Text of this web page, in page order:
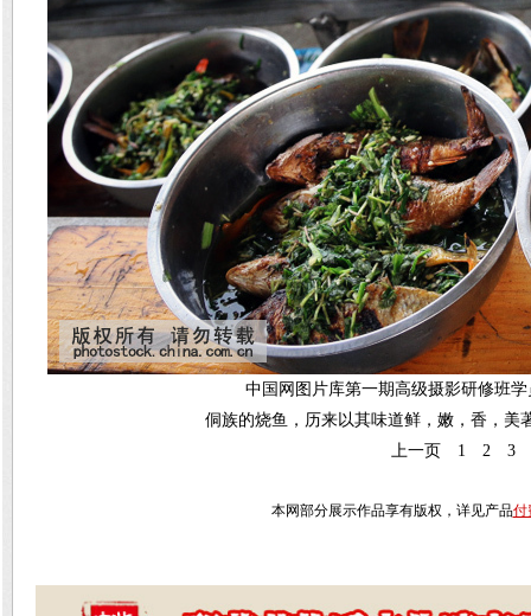
中国网图片库第一期高级摄影研修班
侗族的烧鱼，历来以其味道鲜，嫩，香，美
上一页
1 2 3
本网部分展示作品享有版权，详见产品付